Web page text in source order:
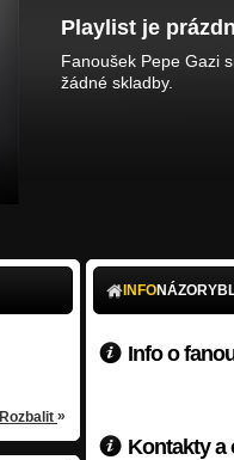
Playlist je
Fanoušek Pepe Gazi
žádné skladby.
Rozbalit »
INFONÁZORY
Info o
Kontakty a